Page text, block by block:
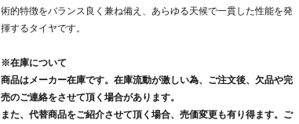
術的特徴をバランス良く兼ね備え、あらゆる天候で一貫した性能を発
揮するタイヤです。
※在庫について
商品はメーカー在庫です。在庫流動が激しい為、ご注文後、欠品や完
売のご連絡をさせて頂く場合があります。
また、代替商品をご紹介させて頂く場合、売価変更も有り得ます。ご